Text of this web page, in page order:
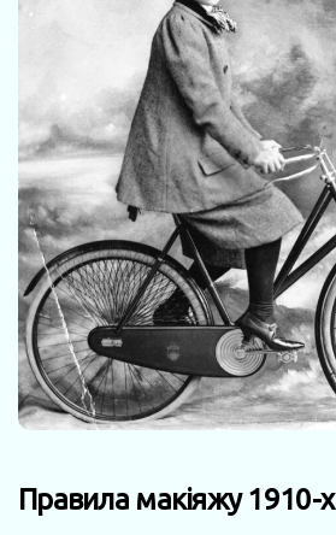
Правила макіяжу 1910-х